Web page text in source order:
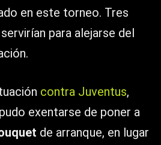
en este torneo. Tres
para alejarse del
contra Juventus,
exentarse de poner a
de arranque, en lugar